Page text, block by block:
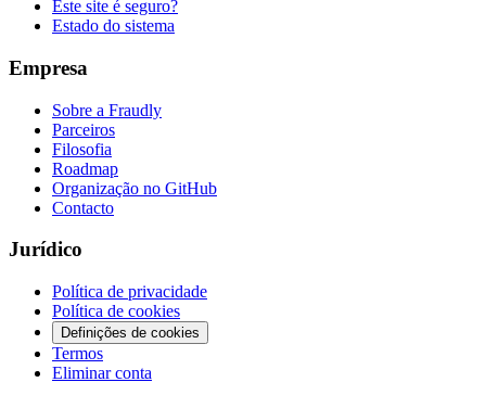
Este site é seguro?
Estado do sistema
Empresa
Sobre a Fraudly
Parceiros
Filosofia
Roadmap
Organização no GitHub
Contacto
Jurídico
Política de privacidade
Política de cookies
Definições de cookies
Termos
Eliminar conta